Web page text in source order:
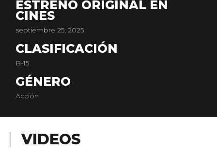
ESTRENO ORIGINAL EN
CINES
septiembre 25, 2025
CLASIFICACIÓN
B-15
GÉNERO
Acción
VIDEOS